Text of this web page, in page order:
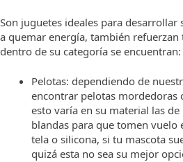
Son juguetes ideales para
a quemar energía, también
dentro de su categoría se encuentran:
Pelotas: dependiendo de
encontrar pelotas mordedoras
esto varía en su material las
blandas para que tomen vuelo
tela o silicona, si tu mascota
quizá esta no sea su mejor